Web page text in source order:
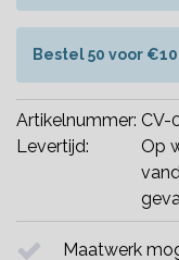
Bestel 50 voor
Artikelnummer: CV-
Levertijd:
Op
Maatwerk